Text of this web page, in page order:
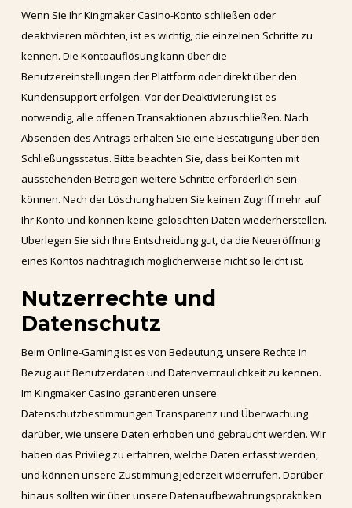
Wenn Sie Ihr Kingmaker Casino-Konto schließen oder
deaktivieren möchten, ist es wichtig, die einzelnen Schritte zu
kennen. Die Kontoauflösung kann über die
Benutzereinstellungen der Plattform oder direkt über den
Kundensupport erfolgen. Vor der Deaktivierung ist es
notwendig, alle offenen Transaktionen abzuschließen. Nach
Absenden des Antrags erhalten Sie eine Bestätigung über den
Schließungsstatus. Bitte beachten Sie, dass bei Konten mit
ausstehenden Beträgen weitere Schritte erforderlich sein
können. Nach der Löschung haben Sie keinen Zugriff mehr auf
Ihr Konto und können keine gelöschten Daten wiederherstellen.
Überlegen Sie sich Ihre Entscheidung gut, da die Neueröffnung
eines Kontos nachträglich möglicherweise nicht so leicht ist.
Nutzerrechte und
Datenschutz
Beim Online-Gaming ist es von Bedeutung, unsere Rechte in
Bezug auf Benutzerdaten und Datenvertraulichkeit zu kennen.
Im Kingmaker Casino garantieren unsere
Datenschutzbestimmungen Transparenz und Überwachung
darüber, wie unsere Daten erhoben und gebraucht werden. Wir
haben das Privileg zu erfahren, welche Daten erfasst werden,
und können unsere Zustimmung jederzeit widerrufen. Darüber
hinaus sollten wir über unsere Datenaufbewahrungspraktiken